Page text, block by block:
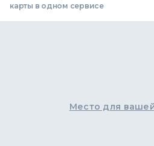
карты в одном сервисе
Место для